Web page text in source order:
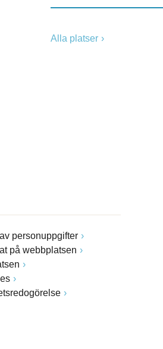
Alla platser
personuppgifter
på webbplatsen